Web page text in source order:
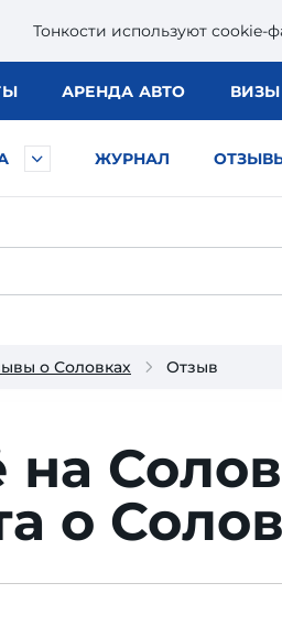
Тонкости используют сookie-
АРЕНДА АВТО ВИЗЫ
ЖУРНАЛ
о Соловках Отзыв
о